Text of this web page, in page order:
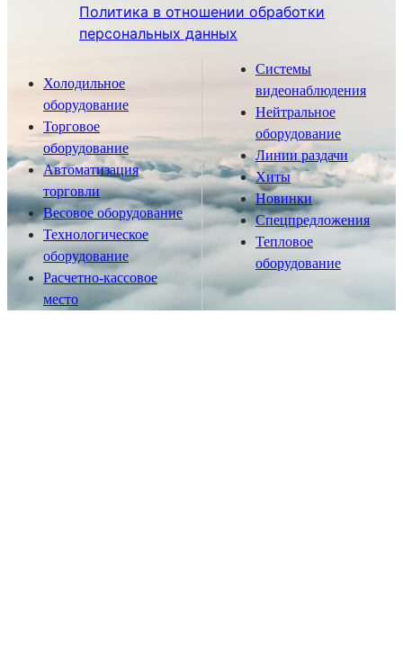
Политика в отношении обработки
персональных данных
Холодильное
оборудование
Торговое
оборудование
Автоматизация
торговли
Весовое оборудование
Технологическое
оборудование
Расчетно-кассовое
место
Системы
видеонаблюдения
Нейтральное
оборудование
Линии раздачи
Хиты
Новинки
Спецпредложения
Тепловое
оборудование